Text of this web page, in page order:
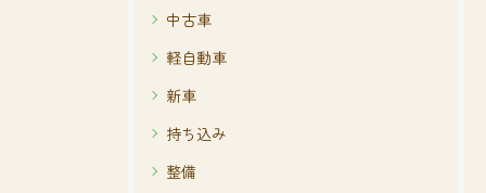
中古車
軽自動車
新車
持ち込み
整備